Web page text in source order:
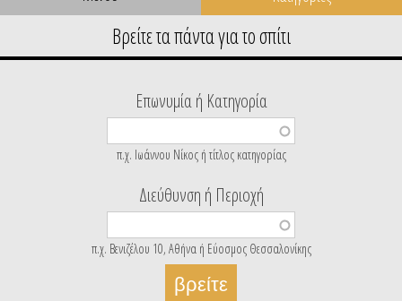
Επωνυμία ή Κατηγορία
π.χ. Ιωάννου Νίκος ή τίτλος κατηγορίας
Διεύθυνση ή Περιοχή
π.χ. Βενιζέλου 10, Αθήνα ή Εύοσμος Θεσσαλονίκης